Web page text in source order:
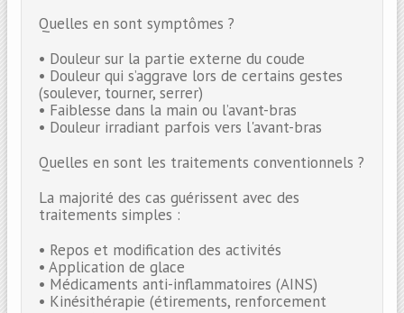
Quelles en sont symptômes ?
• Douleur sur la partie externe du coude
• Douleur qui s’aggrave lors de certains gestes
(soulever, tourner, serrer)
• Faiblesse dans la main ou l’avant-bras
• Douleur irradiant parfois vers l'avant-bras
Quelles en sont les traitements conventionnels ?
La majorité des cas guérissent avec des
traitements simples :
• Repos et modification des activités
• Application de glace
• Médicaments anti-inflammatoires (AINS)
• Kinésithérapie (étirements, renforcement